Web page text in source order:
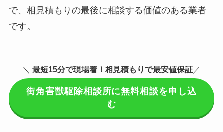
で、相見積もりの最後に相談する価値のある業者
です。
＼ 最短15分で現場着 ！相見積もりで最安値保証 ／
街角害獣駆除相談所に無料相談を申し込
む